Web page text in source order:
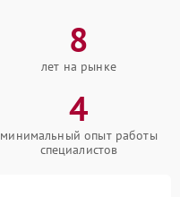
8
лет на рынке
4
минимальный опыт работы
специалистов